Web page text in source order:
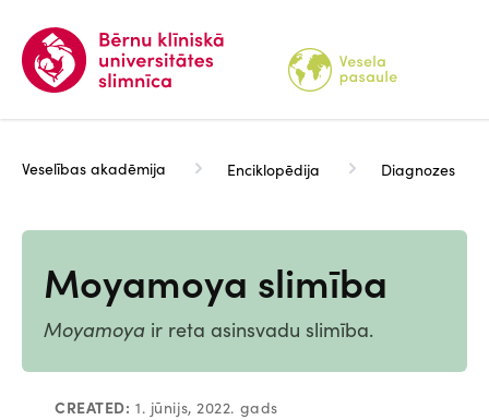
galveno
saturu
Veselības akadēmija Enciklopēdija Diagnozes
Moyamoya slimība
Moyamoya ir reta asinsvadu slimība.
CREATED: 1. jūnijs, 2022. gads